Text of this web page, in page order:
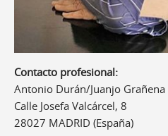
Contacto profesional:
Antonio Durán/Juanjo Grañena
Calle Josefa Valcárcel, 8
28027 MADRID (España)